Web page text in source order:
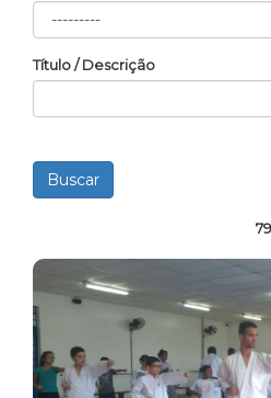
Título / Descrição